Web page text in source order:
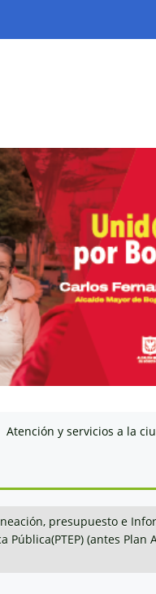
Atención y servicios a la
presupuesto e
Pública(PTEP) (antes